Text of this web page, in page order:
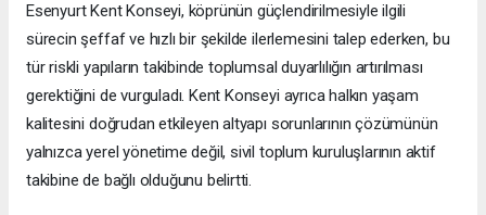
Esenyurt Kent Konseyi, köprünün güçlendirilmesiyle ilgili
sürecin şeffaf ve hızlı bir şekilde ilerlemesini talep ederken, bu
tür riskli yapıların takibinde toplumsal duyarlılığın artırılması
gerektiğini de vurguladı. Kent Konseyi ayrıca halkın yaşam
kalitesini doğrudan etkileyen altyapı sorunlarının çözümünün
yalnızca yerel yönetime değil, sivil toplum kuruluşlarının aktif
takibine de bağlı olduğunu belirtti.